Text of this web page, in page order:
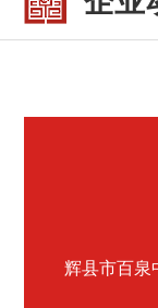
辉县市百泉